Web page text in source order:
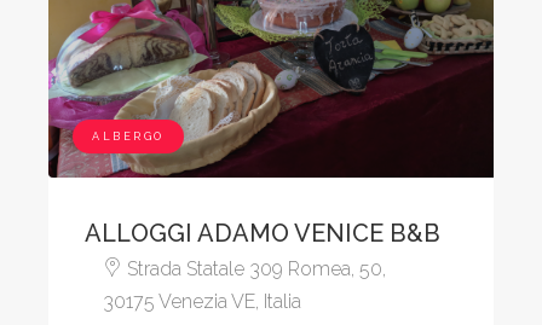
ALBERGO
ALLOGGI ADAMO VENICE B&B
Strada Statale 309 Romea, 50,
30175 Venezia VE, Italia